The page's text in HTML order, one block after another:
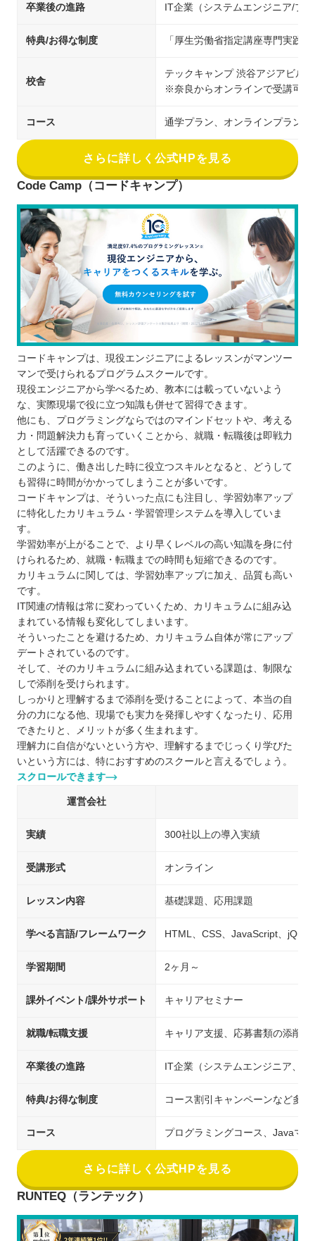
卒業後の進路 IT企業（システムエンジニア/プ
特典/お得な制度 「厚生労働省指定講座専門実践
校舎
テックキャンプ 渋谷アジアビル校
※奈良からオンラインで受講可能
コース 通学プラン、オンラインプラン
さらに詳しく公式HPを見る
Code Camp（コードキャンプ）
コードキャンプは、現役エンジニアによるレッスンがマンツー
マンで受けられるプログラムスクールです。
現役エンジニアから学べるため、教本には載っていないよう
な、実際現場で役に立つ知識も併せて習得できます。
他にも、プログラミングならではのマインドセットや、考える
力・問題解決力も育っていくことから、就職・転職後は即戦力
として活躍できるのです。
このように、働き出した時に役立つスキルとなると、どうして
も習得に時間がかかってしまうことが多いです。
コードキャンプは、そういった点にも注目し、学習効率アップ
に特化したカリキュラム・学習管理システムを導入していま
す。
学習効率が上がることで、より早くレベルの高い知識を身に付
けられるため、就職・転職までの時間も短縮できるのです。
カリキュラムに関しては、学習効率アップに加え、品質も高い
です。
IT関連の情報は常に変わっていくため、カリキュラムに組み込
まれている情報も変化してしまいます。
そういったことを避けるため、カリキュラム自体が常にアップ
デートされているのです。
そして、そのカリキュラムに組み込まれている課題は、制限な
しで添削を受けられます。
しっかりと理解するまで添削を受けることによって、本当の自
分の力になる他、現場でも実力を発揮しやすくなったり、応用
できたりと、メリットが多く生まれます。
理解力に自信がないという方や、理解するまでじっくり学びた
いという方には、特におすすめのスクールと言えるでしょう。
スクロールできます
運営会社
実績 300社以上の導入実績
受講形式 オンライン
レッスン内容 基礎課題、応用課題
学べる言語/フレームワーク HTML、CSS、JavaScript、
学習期間 2ヶ月～
課外イベント/課外サポート キャリアセミナー
就職/転職支援 キャリア支援、応募書類の添削
卒業後の進路 IT企業（システムエンジニア、
特典/お得な制度 コース割引キャンペーンなど多数
コース プログラミングコース、Javaマ
さらに詳しく公式HPを見る
RUNTEQ（ランテック）